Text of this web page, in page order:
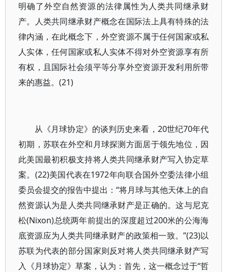
明确了外空自然资源的法律属性为人类共同继承财
产。人类共同继承财产概念在国际法上具有特殊的法
律内涵，在此概念下，外空资源不属于任何国家或私
人实体，任何国家或私人实体不得对外空资源享有所
有权，且国际社会须平等分享外空资源开发利用所带
来的惠益。(21)
从《月球协定》的谈判历史来看，20世纪70年代
初期，苏联在外空和月球探测方面居于领先地位，因
此美国最初积极支持将人类共同继承财产写入协定草
案。(22)美国代表在1972年向联合国外空委法律小组
委员会提交的报告中提出：“将月球与其他天体上的自
然资源认为是人类共同继承财产是正确的。这与尼克
松(Nixon)总统两年前提出的深度超过200米的公海海
底资源应为人类共同继承财产的政策相一致。”(23)以
苏联为代表的部分国家则反对将人类共同继承财产写
入《月球协定》草案，认为：首先，这一概念过于“哲